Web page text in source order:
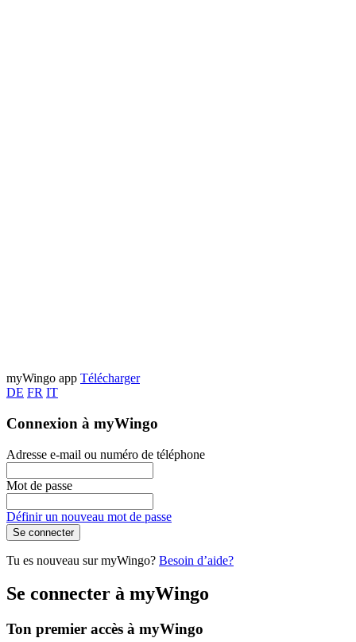
myWingo app Télécharger
DE FR IT
Connexion à myWingo
Adresse e-mail ou numéro de téléphone
Mot de passe
Définir un nouveau mot de passe
Se connecter
Tu es nouveau sur myWingo? Besoin d’aide?
Se connecter à myWingo
Ton premier accès à myWingo